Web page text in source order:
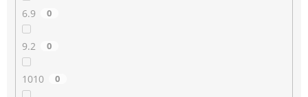
6.9 0
9.2 0
1010 0